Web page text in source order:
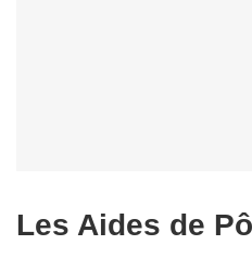
Les Aides de